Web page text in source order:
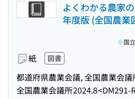
よくわかる農家
年度版 (全国農業
紙 図書
都道府県農業会議, 全国農業会議
全国農業会議所2024.8<DM291-
国